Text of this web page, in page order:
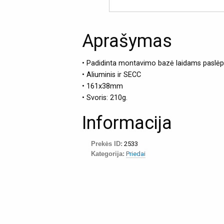
Aprašymas
• Padidinta montavimo bazė laidams
• Aliuminis ir SECC
• 161x38mm
• Svoris: 210g.
Informacija
Prekės ID: 2533
Kategorija: Priedai